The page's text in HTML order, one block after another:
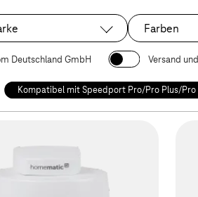
Farben
Deutschland GmbH Versand
Kompatibel mit Speedport Pro/Pro Plus/Pro